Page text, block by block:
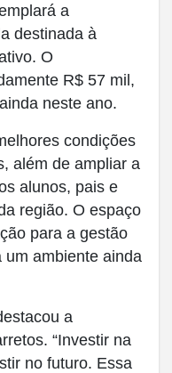
a
destinada à
O
R$ 57 mil,
neste ano.
condições
além de ampliar a
alunos, pais e
região. O espaço
para a gestão
ambiente ainda
a
“Investir na
no futuro. Essa